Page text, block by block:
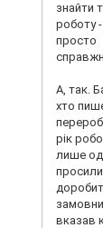
знайти
роботу
просто
А, так.
хто
рік
лише
просили
вказав